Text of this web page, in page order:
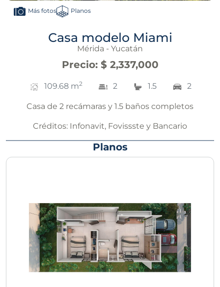
Más fotos Planos
Casa modelo Miami
Mérida - Yucatán
Precio: $ 2,337,000
109.68 m2 2 1.5 2
Casa de 2 recámaras y 1.5 baños completos
Créditos: Infonavit, Fovissste y Bancario
Planos